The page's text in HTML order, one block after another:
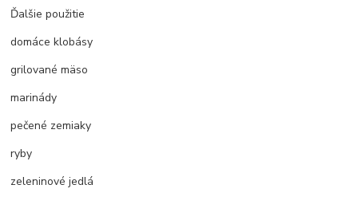
Ďalšie použitie
domáce klobásy
grilované mäso
marinády
pečené zemiaky
ryby
zeleninové jedlá